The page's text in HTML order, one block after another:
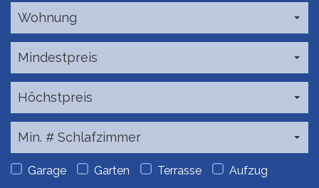
Wohnung
Mindestpreis
Höchstpreis
Min. # Schlafzimmer
Garage Garten Terrasse Aufzug